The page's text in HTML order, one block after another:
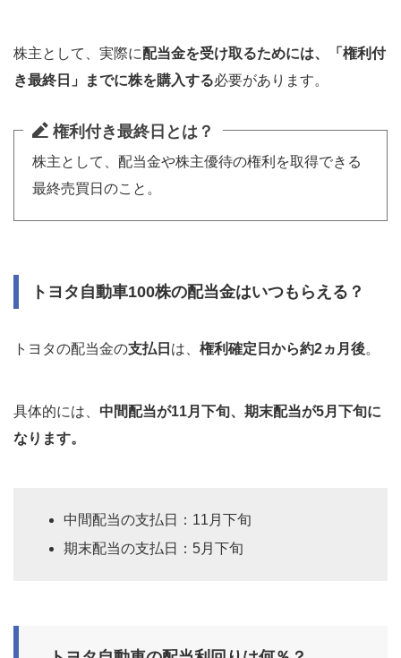
株主として、実際に配当金を受け取るためには、「権利付
き最終日」までに株を購入する必要があります。
権利付き最終日とは？
株主として、配当金や株主優待の権利を取得できる
最終売買日のこと。
トヨタ自動車100株の配当金はいつもらえる？
トヨタの配当金の支払日 は、 権利確定日から約2ヵ月後。
具体的には、 中間配当が11月下旬、期末配当が5月下旬に
なります。
中間配当の支払日：11月下旬
期末配当の支払日：5月下旬